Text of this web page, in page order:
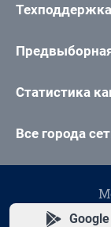
Техподдержка
Статистика
Все города